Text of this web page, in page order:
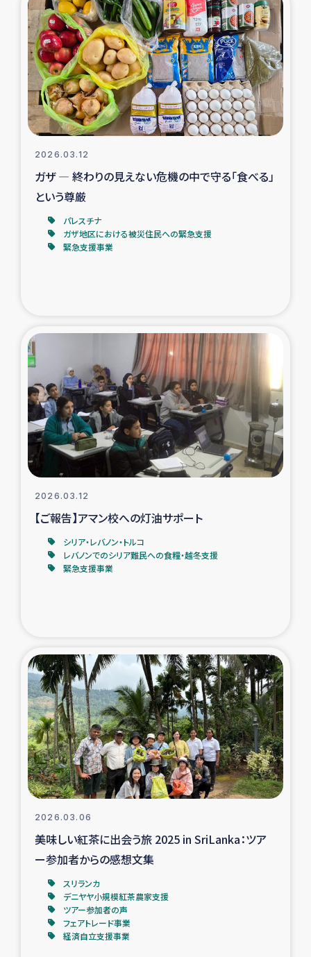
タイ国境ミャンマー移民子ども支援
漁民によるマングローブ植林活動
レバノンでのシリア難民への食糧・越冬支援
レバノンにおける緊急支援
レバノンでのシリア難民への教育支援事業
海外ルーツの市民との共生
復興応援隊の活動
仮設住宅生活支援・農業復興支援
漁業復興支援
インターン・ボランティア日誌
居場所づくり
ガザ地区での公園の緑化を通じた支援事業
ガザ地区における被災住民への緊急支援
ガザ地区酪農を通した女性グループの生計支援
ふりかけ普及と食生活改善による栄養改善事業
フェアトレード事業
緊急支援事業
2026.03.12
ガザ ― 終わりの見えない危機の中で守る「食べる」
という尊厳
パレスチナ
ガザ地区における被災住民への緊急支援
緊急支援事業
2026.03.12
【ご報告】アマン校への灯油サポート
シリア・レバノン・トルコ
レバノンでのシリア難民への食糧・越冬支援
緊急支援事業
2026.03.06
美味しい紅茶に出会う旅 2025 in SriLanka：ツア
ー参加者からの感想文集
スリランカ
デニヤヤ小規模紅茶農家支援
ツアー参加者の声
フェアトレード事業
経済自立支援事業